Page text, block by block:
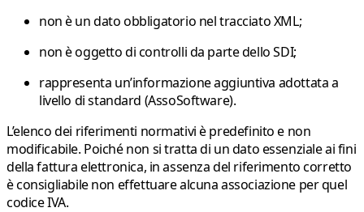
non è un dato obbligatorio nel tracciato XML;
non è oggetto di controlli da parte dello SDI;
rappresenta un’informazione aggiuntiva adottata a
livello di standard (AssoSoftware).
L’elenco dei riferimenti normativi è predefinito e non
modificabile. Poiché non si tratta di un dato essenziale ai fini
della fattura elettronica, in assenza del riferimento corretto
è consigliabile non effettuare alcuna associazione per quel
codice IVA.